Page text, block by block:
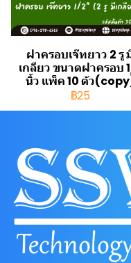
ฝาครอบเจ๊ทยาว 2 รู
เกลียว ขนาดฝาครอบ
นิ้ว แพ็ค 10 ตัว
฿25